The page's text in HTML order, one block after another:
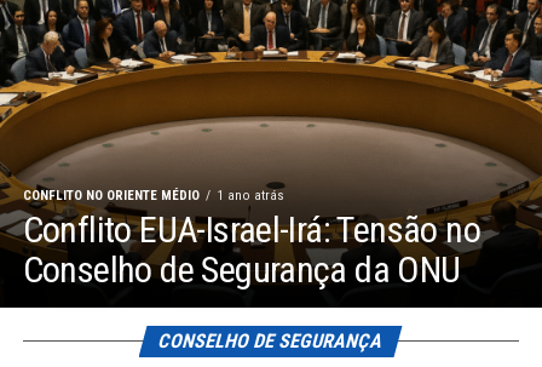
CONFLITO NO ORIENTE MÉDIO 1 ano atrás
Conflito EUA-Israel-Irá: Tensão no
Conselho de Segurança da ONU
CONSELHO DE SEGURANÇA